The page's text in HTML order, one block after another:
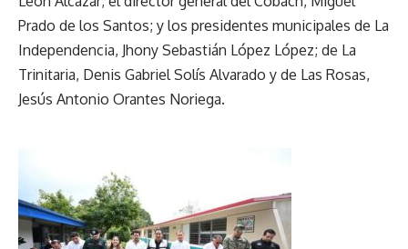
Prado de los Santos; y los presidentes municipales de La
Independencia, Jhony Sebastián López López; de La
Trinitaria, Denis Gabriel Solís Alvarado y de Las Rosas,
Jesús Antonio Orantes Noriega.